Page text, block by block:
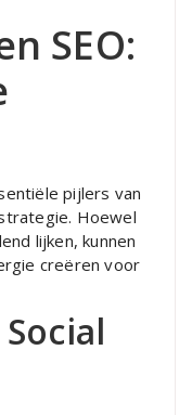
SEO:
pijlers van
Hoewel
lijken, kunnen
creëren voor